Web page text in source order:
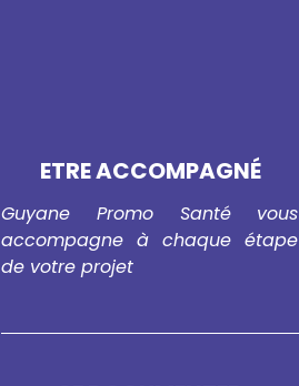
ETRE ACCOMPAGNÉ
Guyane Promo Santé vous
accompagne à chaque étape
de votre projet